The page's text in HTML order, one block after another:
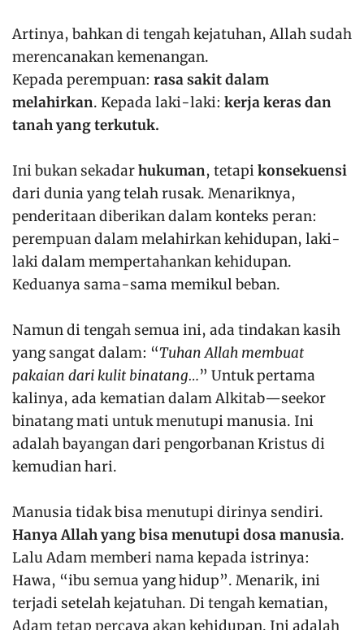
Artinya, bahkan di tengah kejatuhan, Allah sudah
merencanakan kemenangan.
Kepada perempuan: rasa sakit dalam
melahirkan. Kepada laki-laki: kerja keras dan
tanah yang terkutuk.
Ini bukan sekadarhukuman, tetapikonsekuensi
dari dunia yang telah rusak. Menariknya,
penderitaan diberikan dalam konteks peran:
perempuan dalam melahirkan kehidupan, laki-
laki dalam mempertahankan kehidupan.
Keduanya sama-sama memikul beban.
Namun di tengah semua ini, ada tindakan kasih
yang sangat dalam: “Tuhan Allah membuat
pakaian dari kulit binatang…” Untuk pertama
kalinya, ada kematian dalam Alkitab—seekor
binatang mati untuk menutupi manusia. Ini
adalah bayangan dari pengorbanan Kristus di
kemudian hari.
Manusia tidak bisa menutupi dirinya sendiri.
Hanya Allah yang bisa menutupi dosa manusia.
Lalu Adam memberi nama kepada istrinya:
Hawa, “ibu semua yang hidup”. Menarik, ini
terjadi setelah kejatuhan. Di tengah kematian,
Adam tetap percaya akan kehidupan. Ini adalah